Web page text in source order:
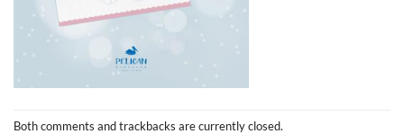
Both comments and trackbacks are currently closed.